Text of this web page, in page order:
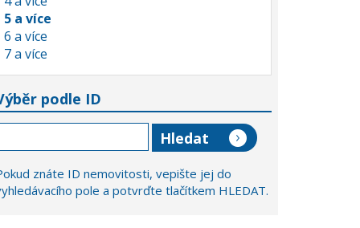
5 a více
6 a více
7 a více
podle ID
znáte ID nemovitosti, vepište jej do
pole a potvrďte tlačítkem HLEDAT.